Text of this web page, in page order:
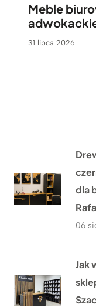
Meble
31 lipca 2026
dla
06
Jak